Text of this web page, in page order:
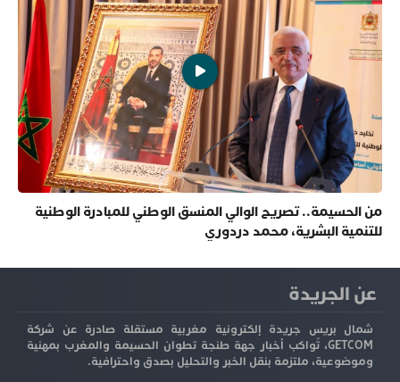
من الحسيمة.. تصريح الوالي المنسق الوطني للمبادرة الوطنية
للتنمية البشرية، محمد دردوري
عن الجريدة
شمال بريس جريدة إلكترونية مغربية مستقلة صادرة عن شركة
GETCOM، تُواكب أخبار جهة طنجة تطوان الحسيمة والمغرب بمهنية
وموضوعية، ملتزمة بنقل الخبر والتحليل بصدق واحترافية.